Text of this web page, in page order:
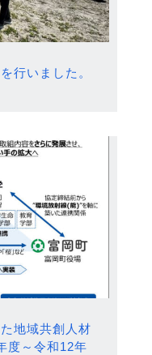
行いました。
地域共創人材
度～令和12年